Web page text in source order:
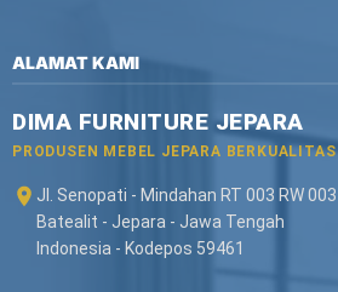
ALAMAT KAMI
DIMA FURNITURE JEPARA
PRODUSEN MEBEL JEPARA BERKUALITAS
Jl. Senopati - Mindahan RT 003 RW 003
Batealit - Jepara - Jawa Tengah
Indonesia - Kodepos 59461